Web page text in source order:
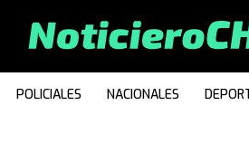
POLICIALES NACIONALES